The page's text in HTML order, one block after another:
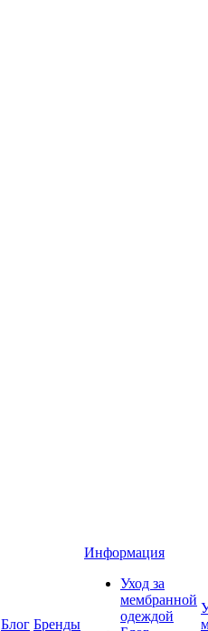
Блог Бренды
Информация
Уход за
мембранной
одеждой